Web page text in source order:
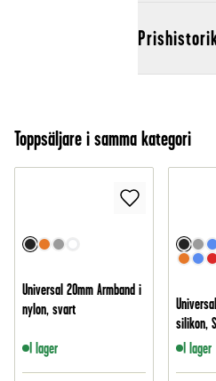
Toppsäljare i samma kategori
Universal 20mm Armband i
nylon, svart
I lager
silikon,
I lager